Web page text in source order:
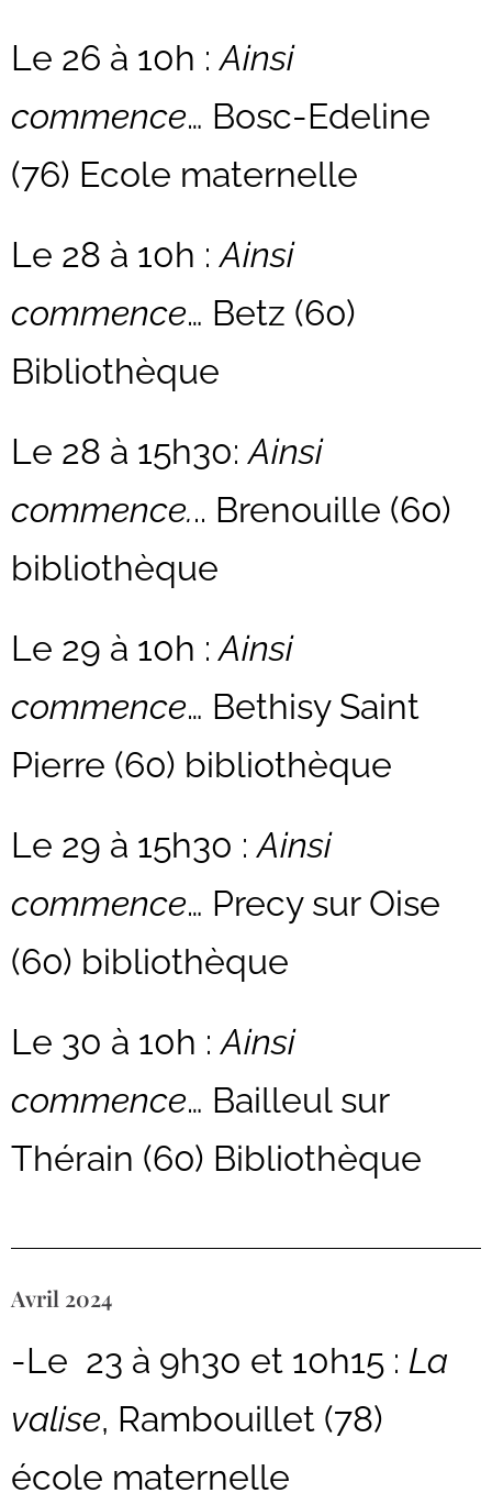
Le 26 à 10h :Ainsi
commence… Bosc-Edeline
(76) Ecole maternelle
Le 28 à 10h :Ainsi
commence… Betz (60)
Bibliothèque
Le 28 à 15h30:Ainsi
commence... Brenouille (60)
bibliothèque
Le 29 à 10h : Ainsi
commence… Bethisy Saint
Pierre (60) bibliothèque
Le 29 à 15h30 :Ainsi
commence… Precy sur Oise
(60) bibliothèque
Le 30 à 10h :Ainsi
commence… Bailleul sur
Thérain (60) Bibliothèque
Avril 2024
-Le 23 à 9h30 et 10h15 : La
valise, Rambouillet (78)
école maternelle